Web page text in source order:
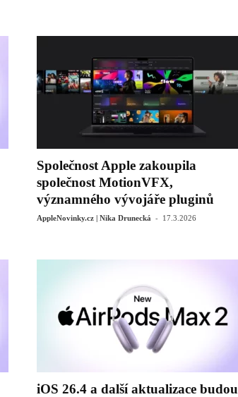
Společnost Apple zakoupila
společnost MotionVFX,
významného vývojáře pluginů
AppleNovinky.cz | Nika Drunecká - 17.3.2026
iOS 26.4 a další aktualizace budou